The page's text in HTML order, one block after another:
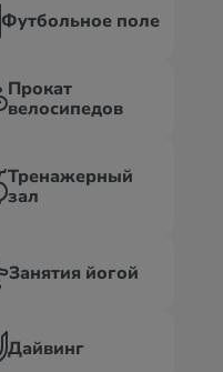
Футбольное поле
Прокат
велосипедов
Тренажерный
зал
Занятия йогой
Дайвинг